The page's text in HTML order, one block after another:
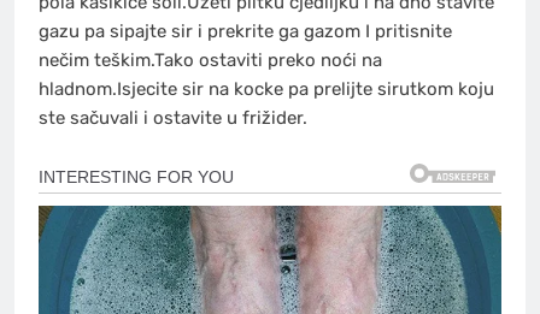
gazu pa sipajte sir i prekrite ga gazom I pritisnite
nečim teškim.Tako ostaviti preko noći na
hladnom.Isjecite sir na kocke pa prelijte sirutkom koju
ste sačuvali i ostavite u frižider.